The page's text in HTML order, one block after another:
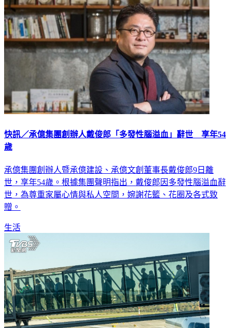
快訊／承億集團創辦人戴俊郎「多發性腦溢血」辭世 享年54
歲
承億集團創辦人暨承億建設、承億文創董事長戴俊郎9日離
世，享年54歲。根據集團聲明指出，戴俊郎因多發性腦溢血辭
世，為尊重家屬⼼情與私⼈空間，婉謝花籃、花圈及各式致
贈。
生活